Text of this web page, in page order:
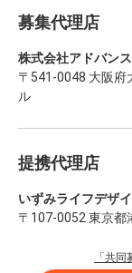
募集代理店
株式会社アドバン
〒541-0048 大阪府
ル
提携代理店
いずみライフデザ
〒107-0052 東京
「共同